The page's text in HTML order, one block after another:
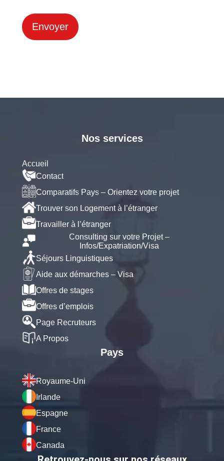
Envoyer
Nos services
Accueil
Contact
Comparatifs Pays – Orientez votre projet
Trouver son Logement à l’étranger
Travailler à l’étranger
Consulting sur votre Projet –
Infos/Expatriation/Visa
Séjours Linguistiques
Aide aux démarches – Visa
Offres de stages
Offres d’emplois
Page Recruteurs
A Propos
Pays
Royaume-Uni
Irlande
Espagne
France
Canada